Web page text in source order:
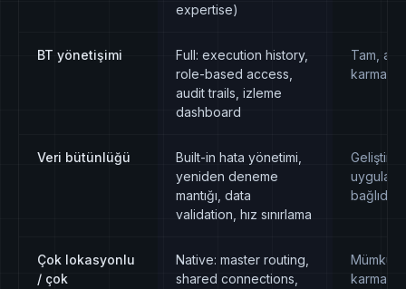
expertise)
BT yönetişimi
Full: execution history,
role-based access,
audit trails, izleme
dashboard
Tam,
Veri bütünlüğü
Built-in hata yönetimi,
yeniden deneme
mantığı, data
validation, hız sınırlama
Geliştirici
bağlıdır
Çok lokasyonlu
/ çok
Native: master routing,
shared connections,
Mümkün